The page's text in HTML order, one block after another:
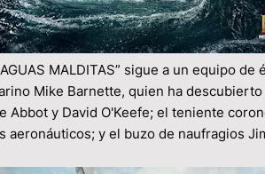
AGUAS MALDITAS” sigue a un equipo
Mike Barnette, quien ha
Abbot y David O'Keefe; el teniente
aeronáuticos; y el buzo de naufragios